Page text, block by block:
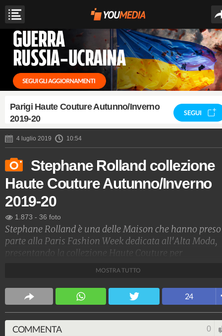
Parigi Haute Couture Autunno/Inverno
2019-20
SEGUI
4 luglio 2019 10:54
Stephane Rolland collezione
Haute Couture Autunno/Inverno
2019-20
1.873 - 36 foto
Stephane Rolland è una delle Maison che hanno preso
parte alla Paris Fashion Week dedicata all'Alta Moda,
presentando la collezione Haute Couture per
tra colori accesi, tessuti preziosi e stampe
1.515.185.160-1.957 video-138.074 foto
MOSTRA TUTTO
24
COMMENTA 0